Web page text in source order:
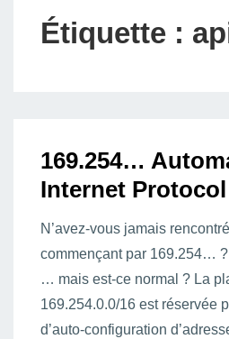
Étiquette :
169.254…
Internet
N’avez-vous jamais
commençant par 169.254…
… mais est-ce normal ? La
169.254.0.0/16 est réservée
d’auto-configuration